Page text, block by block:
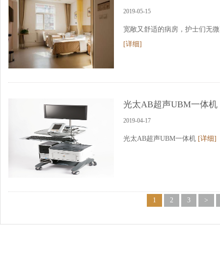
2019-05-15
宽敞又舒适的病房，护士们无
[详细]
光太AB超声UBM一体机
2019-04-17
光太AB超声UBM一体机 [详细]
1 2 3 >